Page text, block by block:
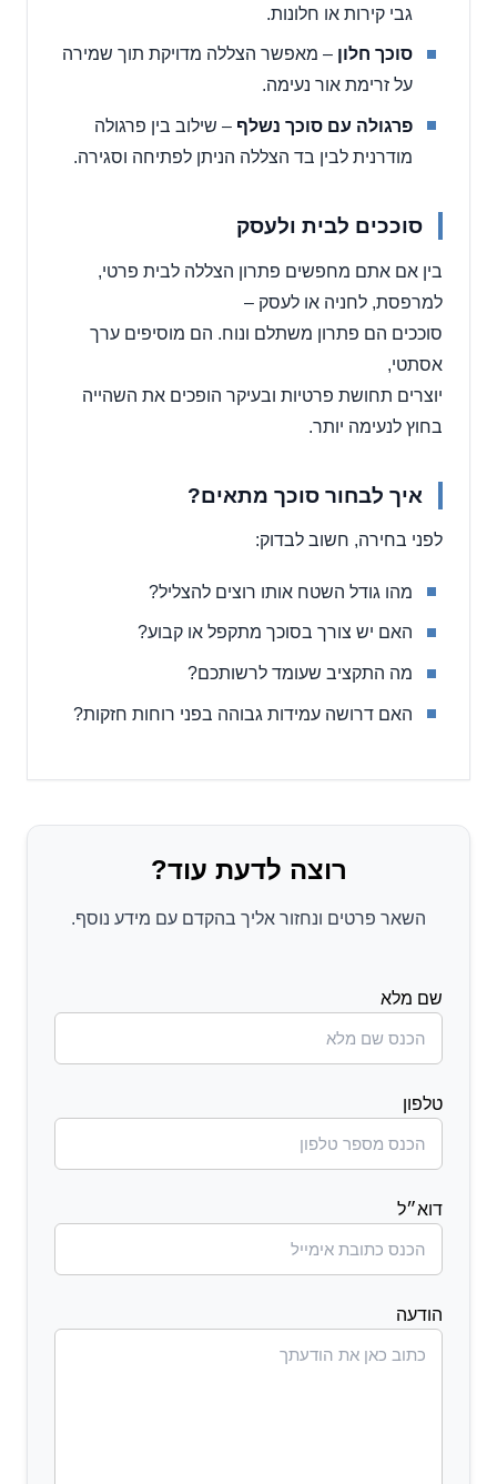
גבי קירות או חלונות.
סוכך חלון – מאפשר הצללה מדויקת תוך שמירה
על זרימת אור נעימה.
פרגולה עם סוכך נשלף – שילוב בין פרגולה
מודרנית לבין בד הצללה הניתן לפתיחה וסגירה.
סוככים לבית ולעסק
בין אם אתם מחפשים פתרון הצללה לבית פרטי,
למרפסת, לחניה או לעסק –
סוככים הם פתרון משתלם ונוח. הם מוסיפים ערך
אסתטי,
יוצרים תחושת פרטיות ובעיקר הופכים את השהייה
בחוץ לנעימה יותר.
איך לבחור סוכך מתאים?
לפני בחירה, חשוב לבדוק:
מהו גודל השטח אותו רוצים להצליל?
האם יש צורך בסוכך מתקפל או קבוע?
מה התקציב שעומד לרשותכם?
האם דרושה עמידות גבוהה בפני רוחות חזקות?
רוצה לדעת עוד?
השאר פרטים ונחזור אליך בהקדם עם מידע נוסף.
שם מלא
טלפון
דוא״ל
הודעה